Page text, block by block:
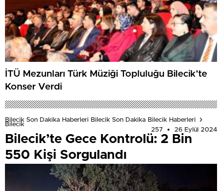
İTÜ Mezunları Türk Müziği Topluluğu Bilecik’te
Konser Verdi
Bilecik Son Dakika Haberleri Bilecik Son Dakika Bilecik Haberleri
Bilecik
257
26 Eylül 2024
Bilecik’te Gece Kontrolü: 2 Bin
550 Kişi Sorgulandı